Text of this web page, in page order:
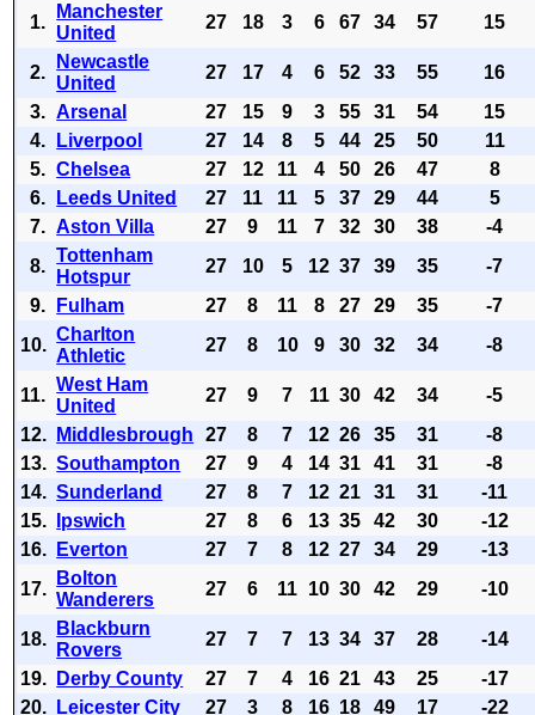
1.
Manchester
United
27 18 3 6 67 34 57 15
2.
Newcastle
United
27 17 4 6 52 33 55
16
3. Arsenal 27 15 9 3 55 31 54
15
4.
Liverpool 27 14 8 5 44 25 50
11
5. Chelsea 27 12 11 4 50 26 47
8
6.
Leeds United 27 11 11 5 37 29 44
5
7. Aston Villa 27 9 11 7 32 30 38
-4
8.
Tottenham
Hotspur
27 10 5 12 37 39 35
-7
9.
Fulham 27 8 11 8 27 29 35
-7
10.
Charlton
Athletic
27 8 10 9 30 32 34 -8
11.
West Ham
United
27 9 7 11 30 42 34
-5
12.
Middlesbrough 27 8 7 12 26 35 31
-8
13. Southampton 27 9 4 14 31 41 31
-8
14. Sunderland 27 8 7 12 21 31 31
-11
15.
Ipswich 27 8 6 13 35 42 30
-12
16.
Everton 27 7 8 12 27 34 29
-13
17.
Bolton
Wanderers
27 6 11 10 30 42 29 -10
18.
Blackburn
Rovers
27 7 7 13 34 37 28
-14
19.
Derby County 27 7 4 16 21 43 25
-17
20.
Leicester City 27 3 8 16 18 49 17 -22